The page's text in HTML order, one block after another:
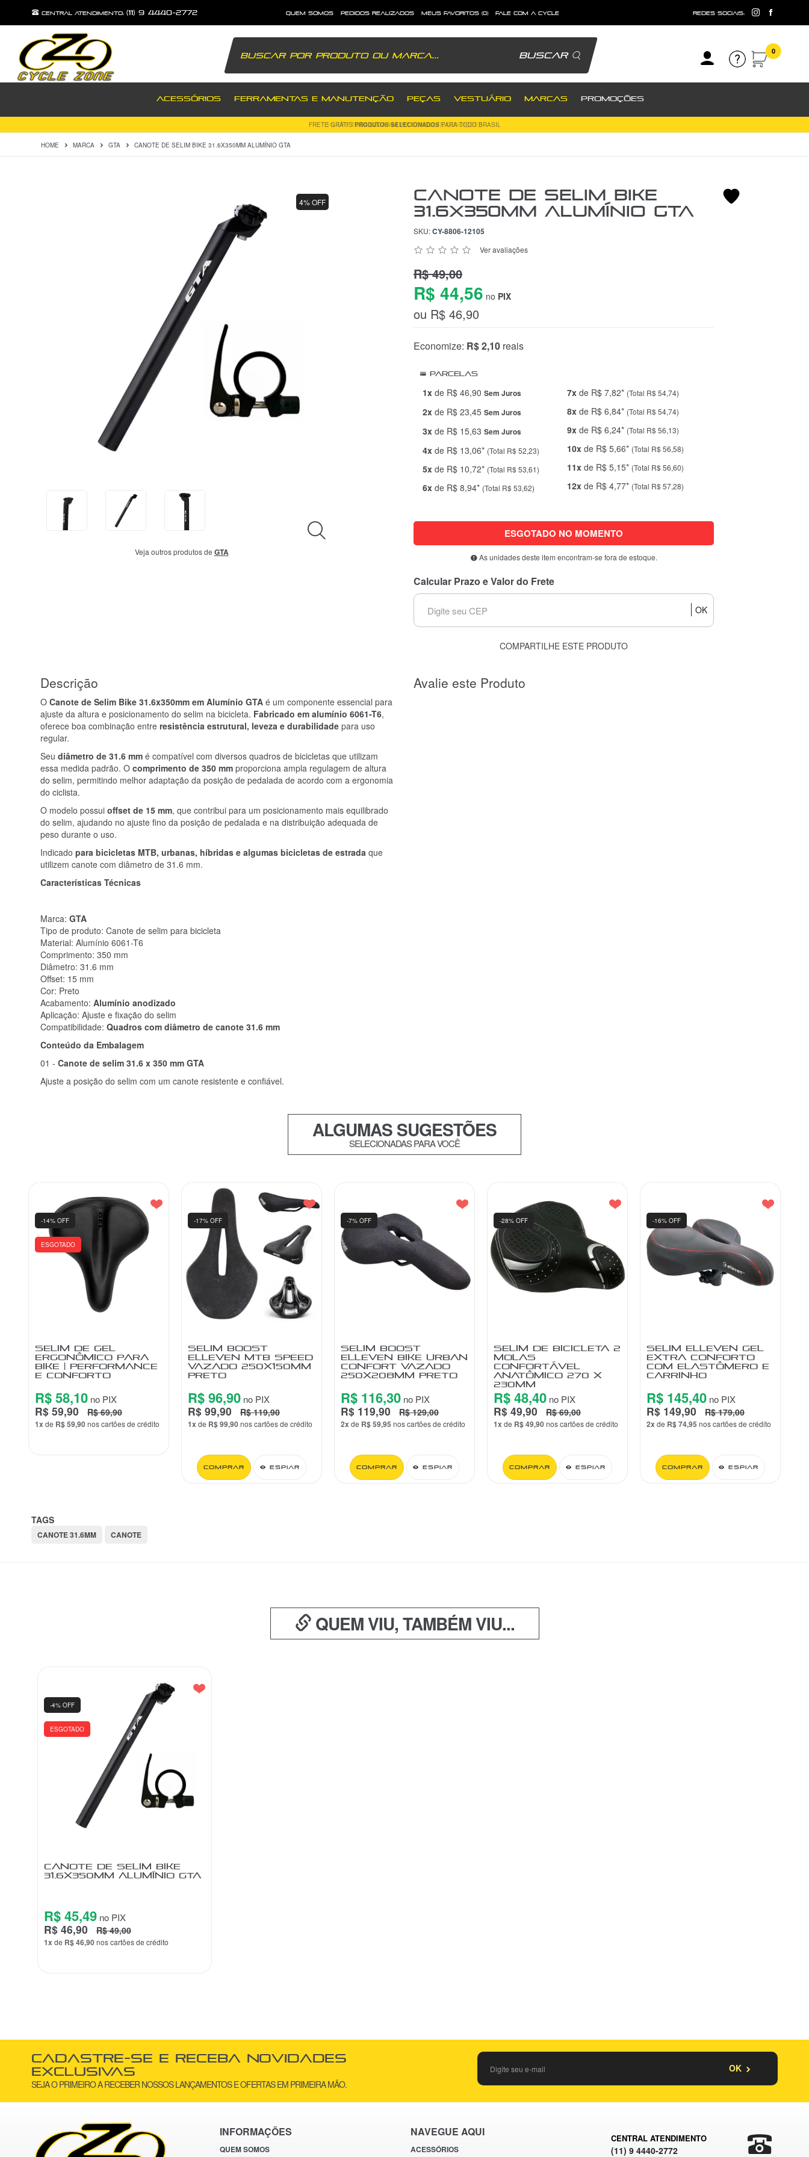
central atendimento: (11) 9 4440-2772 quem somos pedidos realizados meus favoritos (0) fale com a cycle redes sociais:
Buscar 0
ACESSÓRIOS FERRAMENTAS E MANUTENÇÃO PEÇAS VESTUÁRIO MARCAS PROMOÇÕES
5% OFFTODA LOJA VIA PIXCONSULTE CONDIÇÕES
HOME MARCA GTA CANOTE DE SELIM BIKE 31.6X350MM ALUMÍNIO GTA
4% OFF
Veja outros produtos de GTA
Canote de Selim Bike
31.6x350mm Alumínio GTA
SKU:CY-8806-12105
Ver avaliações
R$ 49,00
R$ 44,56 no PIX
ou R$ 46,90
Economize: R$ 2,10reais
Parcelas
1xde R$ 46,90 Sem Juros
2xde R$ 23,45 Sem Juros
3xde R$ 15,63 Sem Juros
4xde R$ 13,06* (Total R$ 52,23)
5xde R$ 10,72* (Total R$ 53,61)
6xde R$ 8,94* (Total R$ 53,62)
7xde R$ 7,82* (Total R$ 54,74)
8xde R$ 6,84* (Total R$ 54,74)
9xde R$ 6,24* (Total R$ 56,13)
10xde R$ 5,66* (Total R$ 56,58)
11xde R$ 5,15* (Total R$ 56,60)
12xde R$ 4,77* (Total R$ 57,28)
ESGOTADO NO MOMENTO
As unidades deste item encontram-se fora de estoque.
Calcular Prazo e Valor do Frete
OK
COMPARTILHE ESTE PRODUTO
Descrição
O Canote de Selim Bike 31.6x350mm em Alumínio GTA é um componente essencial para
ajuste da altura e posicionamento do selim na bicicleta. Fabricado em alumínio 6061-T6,
oferece boa combinação entre resistência estrutural, leveza e durabilidade para uso
regular.
Seu diâmetro de 31.6 mm é compatível com diversos quadros de bicicletas que utilizam
essa medida padrão. O comprimento de 350 mm proporciona ampla regulagem de altura
do selim, permitindo melhor adaptação da posição de pedalada de acordo com a ergonomia
do ciclista.
O modelo possui offset de 15 mm, que contribui para um posicionamento mais equilibrado
do selim, ajudando no ajuste fino da posição de pedalada e na distribuição adequada de
peso durante o uso.
Indicado para bicicletas MTB, urbanas, híbridas e algumas bicicletas de estrada que
utilizem canote com diâmetro de 31.6 mm.
Características Técnicas
Marca: GTA
Tipo de produto: Canote de selim para bicicleta
Material: Alumínio 6061-T6
Comprimento: 350 mm
Diâmetro: 31.6 mm
Offset: 15 mm
Cor: Preto
Acabamento: Alumínio anodizado
Aplicação: Ajuste e fixação do selim
Compatibilidade: Quadros com diâmetro de canote 31.6 mm
Conteúdo da Embalagem
01 - Canote de selim 31.6 x 350 mm GTA
Ajuste a posição do selim com um canote resistente e confiável.
Avalie este Produto
ALGUMAS SUGESTÕES
SELECIONADAS PARA VOCÊ
SELIM DE GEL
ERGONÔMICO PARA
BIKE | PERFORMANCE
E CONFORTO
ESGOTADO
-14% OFF
R$ 58,10 no PIX
R$ 59,90 R$ 69,90
1x de R$ 59,90nos cartões de crédito
SELIM BOOST
ELLEVEN MTB SPEED
VAZADO 250X150MM
PRETO
-17% OFF
R$ 96,90 no PIX
R$ 99,90 R$ 119,90
1x de R$ 99,90nos cartões de crédito
Comprar Espiar
SELIM BOOST
ELLEVEN BIKE URBAN
CONFORT VAZADO
250X208MM PRETO
-7% OFF
R$ 116,30 no PIX
R$ 119,90 R$ 129,00
2x de R$ 59,95 nos cartões de crédito
Comprar Espiar
SELIM DE BICICLETA 2
MOLAS
CONFORTÁVEL
ANATÔMICO 270 X
230MM
-28% OFF
R$ 48,40 no PIX
R$ 49,90 R$ 69,00
1x de R$ 49,90nos cartões de crédito
Comprar Espiar
SELIM ELLEVEN GEL
EXTRA CONFORTO
COM ELASTÔMERO E
CARRINHO
-16% OFF
R$ 145,40 no PIX
R$ 149,90 R$ 179,00
2x de R$ 74,95 nos cartões de crédito
Comprar Espiar
TAGS
CANOTE 31.6MM CANOTE
QUEM VIU, TAMBÉM VIU...
CANOTE DE SELIM BIKE
31.6X350MM ALUMÍNIO GTA
ESGOTADO
-4% OFF
R$ 45,49 no PIX
R$ 46,90 R$ 49,00
1x de R$ 46,90nos cartões de crédito
Cadastre-se e receba novidades
exclusivas
SEJA O PRIMEIRO A RECEBER NOSSOS LANÇAMENTOS E OFERTAS EM PRIMEIRA MÃO.
OK
INFORMAÇÕES
QUEM SOMOS
NAVEGUE AQUI
ACESSÓRIOS
CENTRAL ATENDIMENTO
(11) 9 4440-2772